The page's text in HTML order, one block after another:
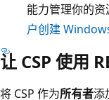
能力管理你的
户创建
让 CSP 使用
将 CSP 作为所有者添